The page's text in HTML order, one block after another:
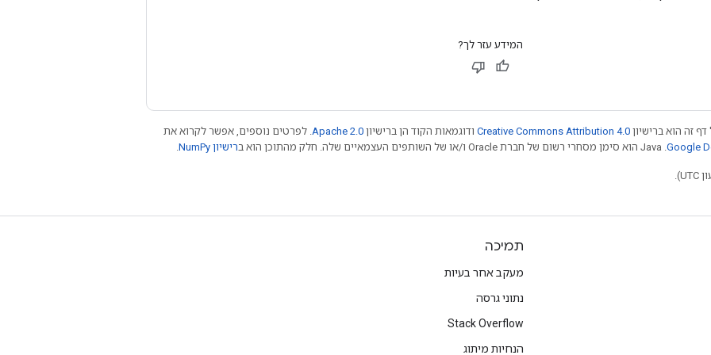
המידע עזר לך?
זה הוא ברישיון Creative Commons Attribution 4.0 ודוגמאות הקוד הן ברישיון Apache 2.0 . לפרטים נוספים, אפשר לקרוא את
רישיון NumPy‏
תמיכה
מעקב אחר בעיות
נתוני גרסה
Stack Overflow
הנחיות מיתוג